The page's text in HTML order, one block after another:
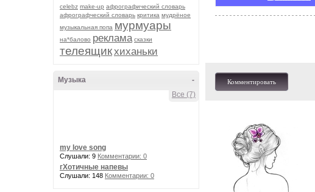
celebz make-up афрографический словарь
афрографческий словарь критика мудрёное
музыкальная попа мурмуары
на*балово реклама сказки
телеящикхиханьки
-
Музыка
Все (7)
my love song
Слушали: 9 Комментарии: 0
гХотичные напевы
Слушали: 148 Комментарии: 0
Комментировать